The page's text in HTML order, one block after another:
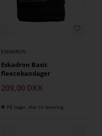
ESKADRON
Eskadron Basic
fleecebandager
209,00 DKK
På lager, klar til levering